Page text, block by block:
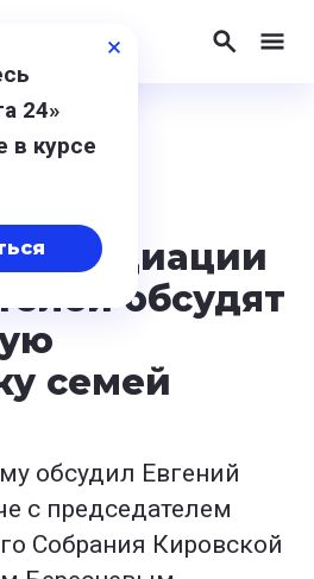
Ассоциации
обсудят
семей
обсудил Евгений
с председателем
Собрания Кировской
24»
в курсе